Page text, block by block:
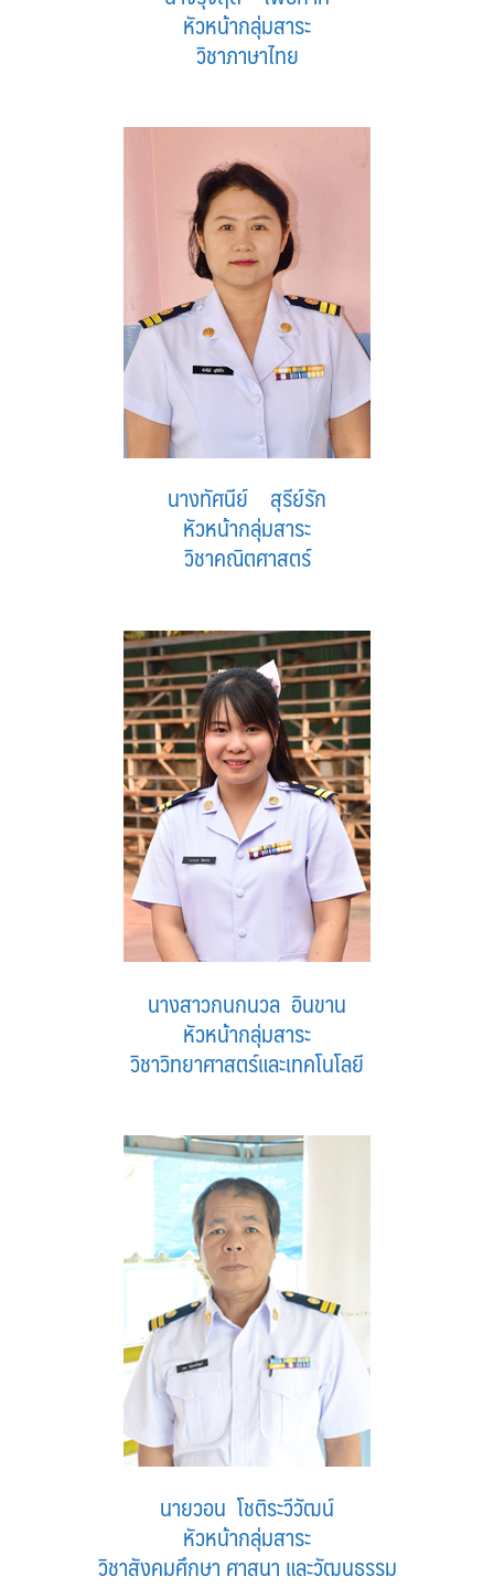
หัวหน้ากลุ่มสาระ
วิชาภาษาไทย
นางทัศนีย์ สุรีย์รัก
หัวหน้ากลุ่มสาระ
วิชาคณิตศาสตร์
นางสาวกนกนวล อินขาน
หัวหน้ากลุ่มสาระ
วิชาวิทยาศาสตร์และเทคโนโลยี
นายวอน โชติระวีวัฒน์
หัวหน้ากลุ่มสาระ
วิชาสังคมศึกษา ศาสนา และวัฒนธรรม